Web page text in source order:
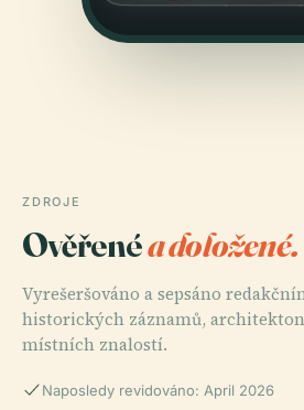
ZDROJE
Ověřenéa doložené.
Vyrešeršováno a sepsáno
historických záznamů,
místních znalostí.
Naposledy revidováno: April 2026